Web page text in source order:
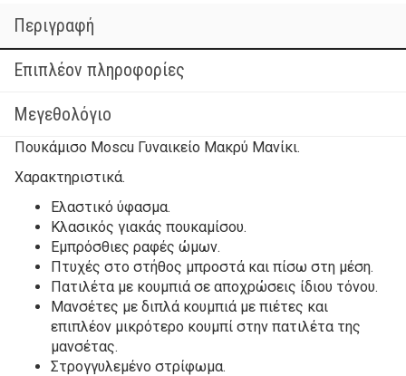
Περιγραφή
Επιπλέον πληροφορίες
Μεγεθολόγιο
Πουκάμισο Moscu Γυναικείο Μακρύ Μανίκι.
Χαρακτηριστικά.
Ελαστικό ύφασμα.
Κλασικός γιακάς πουκαμίσου.
Εμπρόσθιες ραφές ώμων.
Πτυχές στο στήθος μπροστά και πίσω στη μέση.
Πατιλέτα με κουμπιά σε αποχρώσεις ίδιου τόνου.
Μανσέτες με διπλά κουμπιά με πιέτες και
επιπλέον μικρότερο κουμπί στην πατιλέτα της
μανσέτας.
Στρογγυλεμένο στρίφωμα.